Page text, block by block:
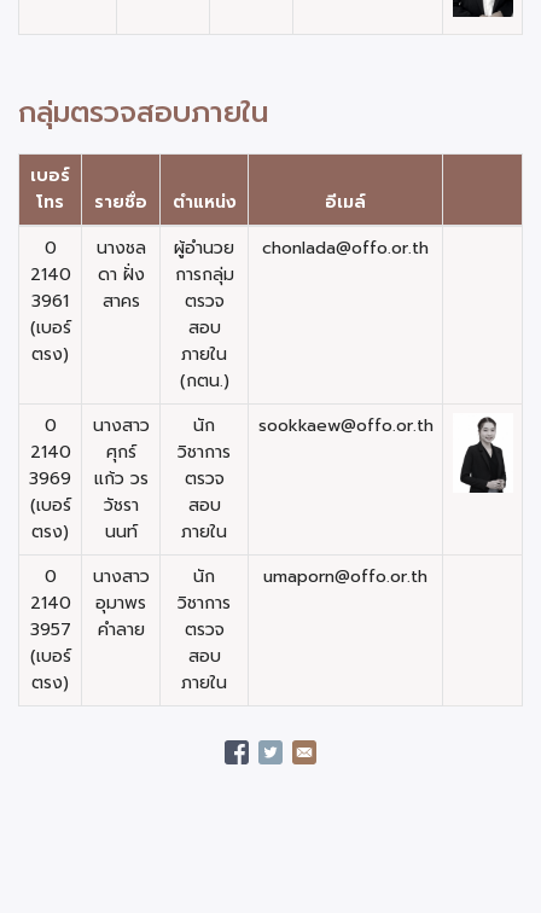
กลุ่มตรวจสอบภายใน
เบอร์
โทร
รายชื่อ ตำแหน่ง
อีเมล์
0
2140
3961
(เบอร์
ตรง)
นางชล
ดา ฝั่ง
สาคร
ผู้อำนวย
การกลุ่ม
ตรวจ
สอบ
ภายใน
(กตน.)
chonlada@offo.or.th
0
2140
3969
(เบอร์
ตรง)
นางสาว
ศุกร์
แก้ว วร
วัชรา
นนท์
นัก
วิชาการ
ตรวจ
สอบ
ภายใน
sookkaew@offo.or.th
0
2140
3957
(เบอร์
ตรง)
นางสาว
อุมาพร
คำลาย
นัก
วิชาการ
ตรวจ
สอบ
ภายใน
umaporn@offo.or.th